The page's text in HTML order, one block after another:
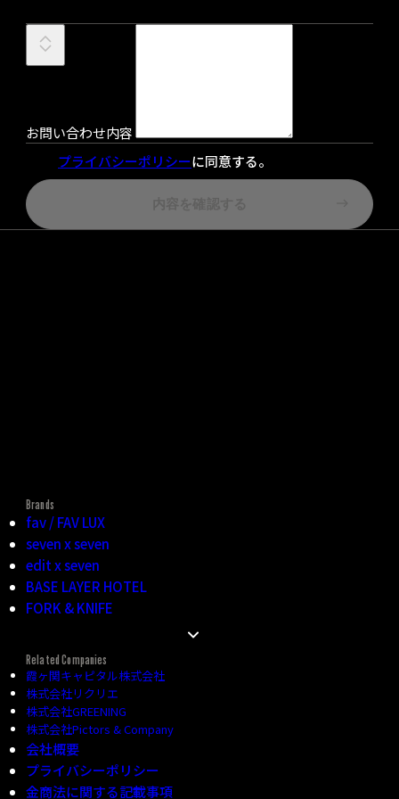
お問い合わせ内容
プライバシーポリシーに同意する。
Brands
fav / FAV LUX
seven x seven
edit x seven
BASE LAYER HOTEL
FORK & KNIFE
FHG HOTELS 宿泊者プライバシーポリシー
FHG HOTELS 宿泊約款
FHG 会員プログラム
-会員規約
FHG HOTELS 利用規則
宿泊における特定商取引法に基づく表記
Related Companies
霞ヶ関キャピタル株式会社
株式会社リクリエ
株式会社GREENING
株式会社Pictors & Company
会社概要
プライバシーポリシー
金商法に関する記載事項